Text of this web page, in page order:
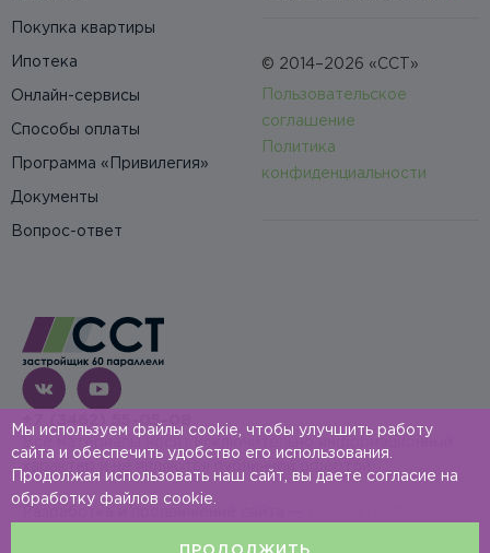
Покупка квартиры
Ипотека
Онлайн-сервисы
Способы оплаты
Программа «Привилегия»
Документы
Вопрос-ответ
© 2014–2026 «ССТ»
Пользовательское
соглашение
Политика
конфиденциальности
+7 (3462) 55-05-08
характер и не являются публичной офертой
Мы используем файлы cookie, чтобы улучшить работу
сайта и обеспечить удобство его использования.
Продолжая использовать наш сайт, вы даете согласие на
обработку файлов cookie.